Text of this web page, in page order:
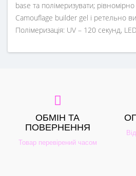
base та полімеризувати;
Camouflage builder gel і ретельно
Полімеризація: UV – 120 секунд,
ОБМІН ТА
ПОВЕРНЕННЯ
Товар перевірений часом